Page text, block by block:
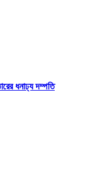
ধনাঢ্য দম্পতি